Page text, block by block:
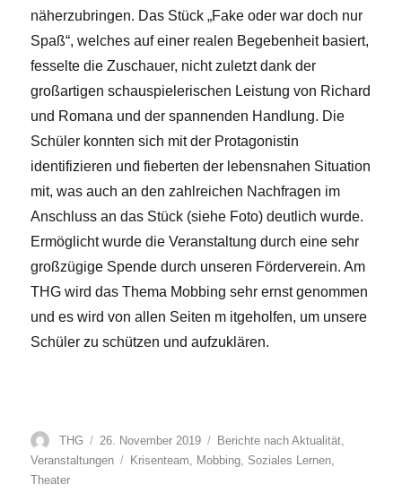
näherzubringen. Das Stück „Fake oder war doch nur
Spaß“, welches auf einer realen Begebenheit basiert,
fesselte die Zuschauer, nicht zuletzt dank der
großartigen schauspielerischen Leistung von Richard
und Romana und der spannenden Handlung. Die
Schüler konnten sich mit der Protagonistin
identifizieren und fieberten der lebensnahen Situation
mit, was auch an den zahlreichen Nachfragen im
Anschluss an das Stück (siehe Foto) deutlich wurde.
Ermöglicht wurde die Veranstaltung durch eine sehr
großzügige Spende durch unseren Förderverein. Am
THG wird das Thema Mobbing sehr ernst genommen
und es wird von allen Seiten m itgeholfen, um unsere
Schüler zu schützen und aufzuklären.
Autor
THG
Veröffentlicht
am
26. November 2019 Kategorien
Berichte nach Aktualität,
Veranstaltungen
Schlagwörter
Krisenteam, Mobbing, Soziales Lernen,
Theater